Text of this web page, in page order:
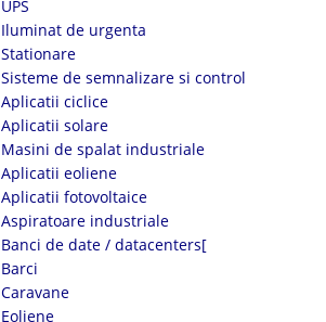
UPS
Iluminat de urgenta
Stationare
Sisteme de semnalizare si control
Aplicatii ciclice
Aplicatii solare
Masini de spalat industriale
Aplicatii eoliene
Aplicatii fotovoltaice
Aspiratoare industriale
Banci de date / datacenters[
Barci
Caravane
Eoliene